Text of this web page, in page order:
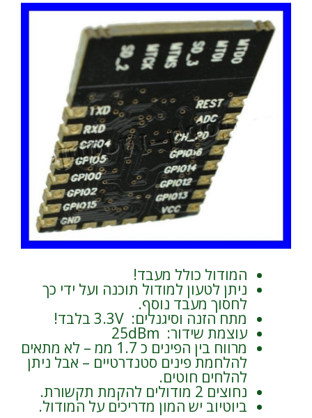
המודול כולל מעבד!
ניתן לטעון למודול תוכנה ועל ידי כך
לחסוך מעבד נוסף.
מתח הזנה וסיגנלים: 3.3V בלבד!
עוצמת שידור: 25dBm
מרווח בין הפינים כ 1.7 ממ – לא מתאים
להלחמת פינים סטנדרטיים – אבל ניתן
להלחים חוטים.
נחוצים 2 מודולים להקמת תקשורת.
ביוטיוב יש המון מדריכים על המודול.